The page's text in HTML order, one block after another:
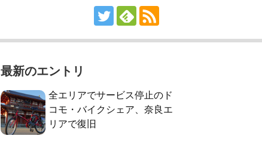
最新のエントリ
全エリアでサービス停止のド
コモ・バイクシェア、奈良エ
リアで復旧